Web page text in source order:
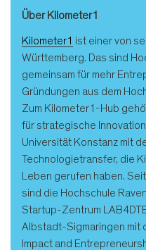
Über Kilometer1
Kilometer1 ist einer von
Württemberg. Das sind
gemeinsam für mehr
Gründungen aus dem
Zum Kilometer1-Hub
für strategische
Universität Konstanz mit
Technologietransfer, die
Leben gerufen haben.
sind die Hochschule
Startup-Zentrum
Albstadt-Sigmaringen mit
Impact and